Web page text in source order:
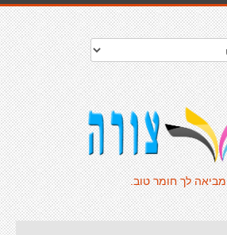
מביאה לך חומר טוב.